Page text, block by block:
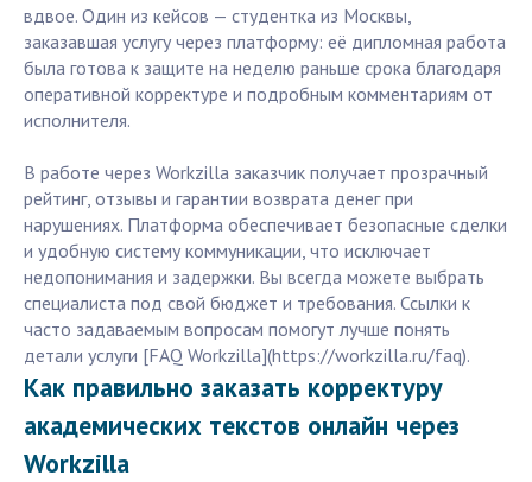
вдвое. Один из кейсов — студентка из Москвы,
заказавшая услугу через платформу: её дипломная работа
была готова к защите на неделю раньше срока благодаря
оперативной корректуре и подробным комментариям от
исполнителя.
В работе через Workzilla заказчик получает прозрачный
рейтинг, отзывы и гарантии возврата денег при
нарушениях. Платформа обеспечивает безопасные сделки
и удобную систему коммуникации, что исключает
недопонимания и задержки. Вы всегда можете выбрать
специалиста под свой бюджет и требования. Ссылки к
часто задаваемым вопросам помогут лучше понять
детали услуги [FAQ Workzilla](https://workzilla.ru/faq).
Как правильно заказать корректуру
академических текстов онлайн через
Workzilla